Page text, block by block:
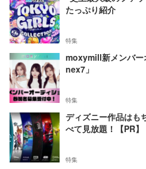
たっぷり紹介
特集
moxymill新メンバ
nex7」
特集
ディズニー作品はも
べて見放題！【PR】
特集